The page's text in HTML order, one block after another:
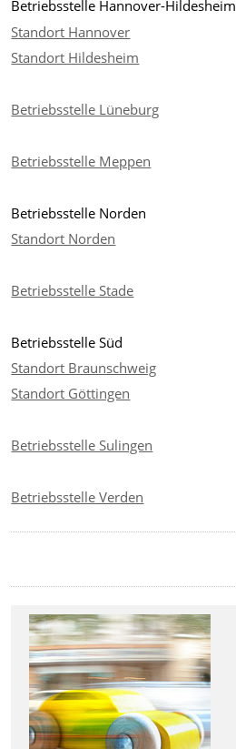
Betriebsstelle Hannover-Hildesheim
Standort Hannover
Standort Hildesheim
Betriebsstelle Lüneburg
Betriebsstelle Meppen
Betriebsstelle Norden
Standort Norden
Betriebsstelle Stade
Betriebsstelle Süd
Standort Braunschweig
Standort Göttingen
Betriebsstelle Sulingen
Betriebsstelle Verden